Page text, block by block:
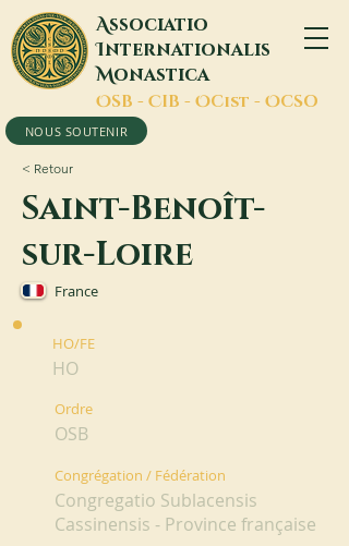
Associatio
Internationalis
Monastica
OSB - CIB - OCist - OCSO
NOUS SOUTENIR
< Retour
Saint-Benoît-
sur-Loire
France
HO/FE
HO
Ordre
OSB
Congrégation / Fédération
Congregatio Sublacensis
Cassinensis - Province française